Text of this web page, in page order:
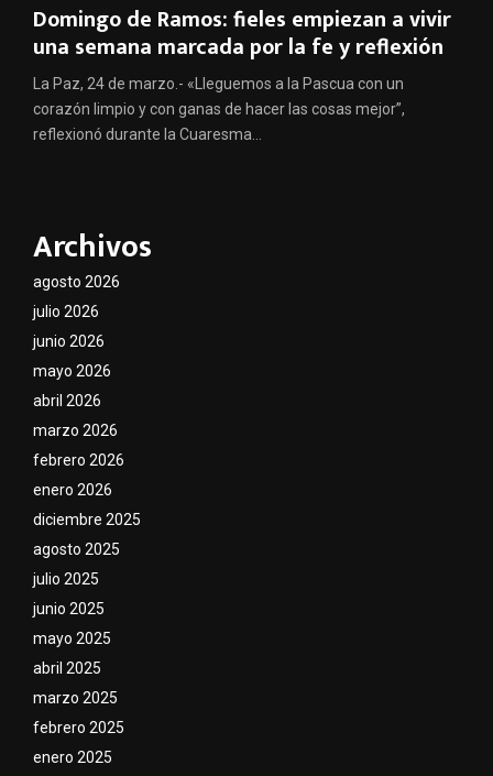
Domingo de Ramos: fieles empiezan a vivir
una semana marcada por la fe y reflexión
La Paz, 24 de marzo.- «Lleguemos a la Pascua con un
corazón limpio y con ganas de hacer las cosas mejor”,
reflexionó durante la Cuaresma...
Archivos
agosto 2026
julio 2026
junio 2026
mayo 2026
abril 2026
marzo 2026
febrero 2026
enero 2026
diciembre 2025
agosto 2025
julio 2025
junio 2025
mayo 2025
abril 2025
marzo 2025
febrero 2025
enero 2025